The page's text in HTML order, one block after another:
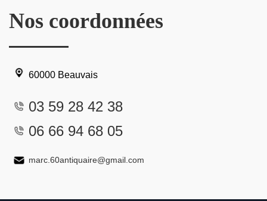
Nos coordonnées
60000 Beauvais
03 59 28 42 38
06 66 94 68 05
marc.60antiquaire@gmail.com